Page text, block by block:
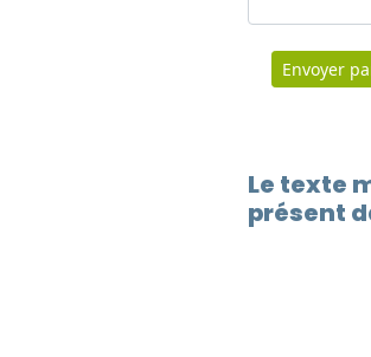
Envoyer
Le texte
présent